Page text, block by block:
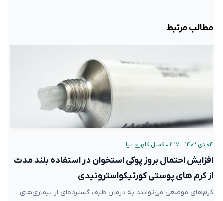
مطالب مرتبط
۰۴ دی ۱۴۰۲ – ۱۱:۱۷ • کمیل کلهری نیا
افزایش احتمال بروز پوکی استخوان در استفاده بلند مدت
از کرم های پوستی کورتیکواستروئیدی
کرم‌های موضعی می‌توانند به درمان طیف گسترده‌ای از بیماری‌های